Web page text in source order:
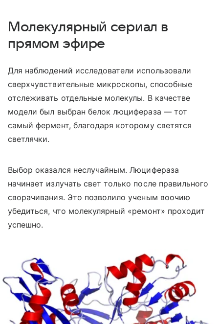
Молекулярный сериал в
прямом эфире
Для наблюдений исследователи использовали
сверхчувствительные микроскопы, способные
отслеживать отдельные молекулы. В качестве
модели был выбран белок люцифераза — тот
самый фермент, благодаря которому светятся
светлячки.
Выбор оказался неслучайным. Люцифераза
начинает излучать свет только после правильного
сворачивания. Это позволило ученым воочию
убедиться, что молекулярный «ремонт» проходит
успешно.